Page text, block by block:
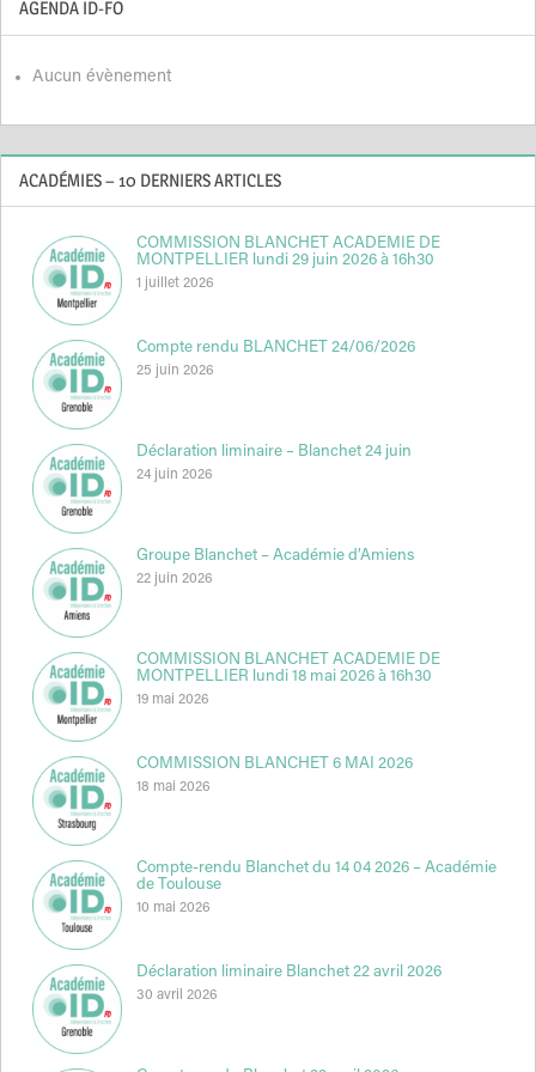
AGENDA ID-FO
Aucun évènement
ACADÉMIES – 10 DERNIERS ARTICLES
COMMISSION BLANCHET ACADEMIE DE
MONTPELLIER lundi 29 juin 2026 à 16h30
1 juillet 2026
Compte rendu BLANCHET 24/06/2026
25 juin 2026
Déclaration liminaire – Blanchet 24 juin
24 juin 2026
Groupe Blanchet – Académie d’Amiens
22 juin 2026
COMMISSION BLANCHET ACADEMIE DE
MONTPELLIER lundi 18 mai 2026 à 16h30
19 mai 2026
COMMISSION BLANCHET 6 MAI 2026
18 mai 2026
Compte-rendu Blanchet du 14 04 2026 – Académie
de Toulouse
10 mai 2026
Déclaration liminaire Blanchet 22 avril 2026
30 avril 2026